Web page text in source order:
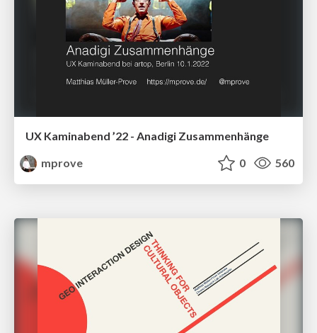
UX Kaminabend ’22 - Anadigi Zusammenhänge
mprove
0 560